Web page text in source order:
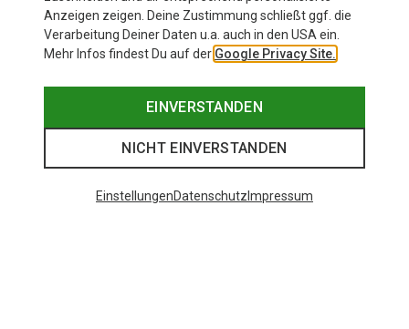
Anzeigen zeigen. Deine Zustimmung schließt ggf. die
Verarbeitung Deiner Daten u.a. auch in den USA ein.
Mehr Infos findest Du auf der Google Privacy Site.
EINVERSTANDEN
NICHT EINVERSTANDEN
EinstellungenDatenschutz Impressum